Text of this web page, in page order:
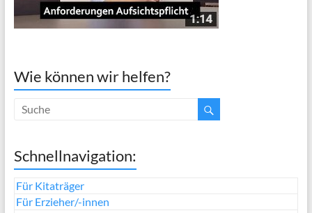
Wie können wir helfen?
Schnellnavigation:
Für Kitaträger
Für Erzieher/-innen